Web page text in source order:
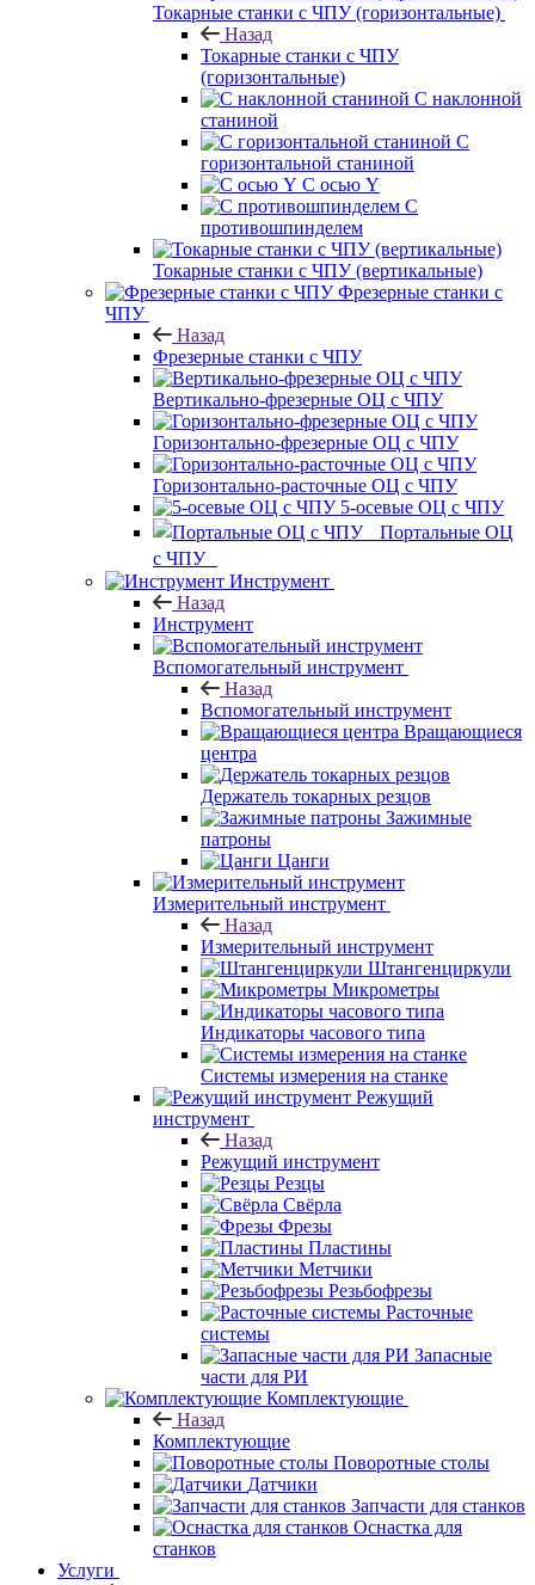
Токарные станки с ЧПУ (горизонтальные)
Назад
Токарные станки с ЧПУ
(горизонтальные)
С наклонной
станиной
С
горизонтальной станиной
С осью Y
С
противошпинделем
Токарные станки с ЧПУ (вертикальные)
Фрезерные станки с
ЧПУ
Назад
Фрезерные станки с ЧПУ
Вертикально-фрезерные ОЦ с ЧПУ
Горизонтально-фрезерные ОЦ с ЧПУ
Горизонтально-расточные ОЦ с ЧПУ
5-осевые ОЦ с ЧПУ
Портальные ОЦ
с ЧПУ
Инструмент
Назад
Инструмент
Вспомогательный инструмент
Назад
Вспомогательный инструмент
Вращающиеся
центра
Держатель токарных резцов
Зажимные
патроны
Цанги
Измерительный инструмент
Назад
Измерительный инструмент
Штангенциркули
Микрометры
Индикаторы часового типа
Системы измерения на станке
Режущий
инструмент
Назад
Режущий инструмент
Резцы
Свёрла
Фрезы
Пластины
Метчики
Резьбофрезы
Расточные
системы
Запасные
части для РИ
Комплектующие
Назад
Комплектующие
Поворотные столы
Датчики
Запчасти для станков
Оснастка для
станков
Услуги